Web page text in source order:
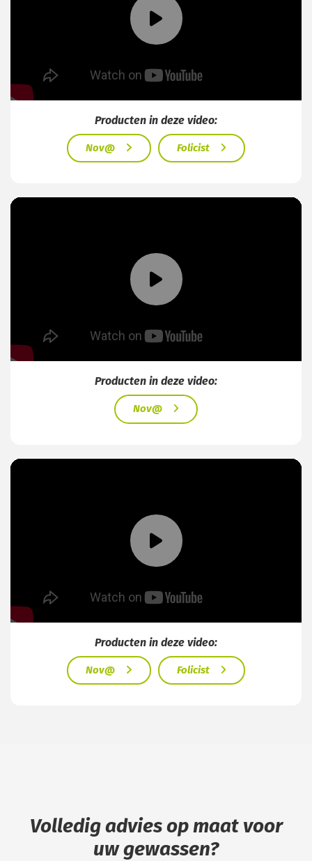
Producten in deze video:
Nov@ Folicist
Producten in deze video:
Nov@
Producten in deze video:
Nov@ Folicist
Volledig advies op maat voor
uw gewassen?